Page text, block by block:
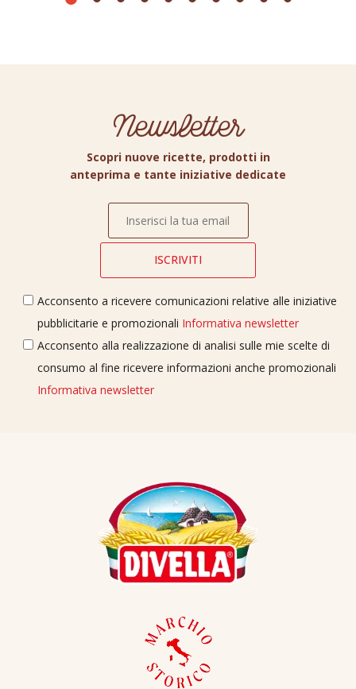
Newsletter
Scopri nuove ricette, prodotti in
anteprima e tante iniziative dedicate
Acconsento a ricevere comunicazioni relative alle iniziative
pubblicitarie e promozionali Informativa newsletter
Acconsento alla realizzazione di analisi sulle mie scelte di
consumo al fine ricevere informazioni anche promozionali
Informativa newsletter